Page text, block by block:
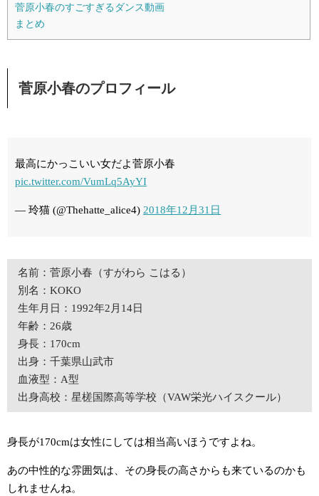
菅原小春のすごすぎるダンス動画
まとめ
菅原小春のプロフィール
最高にかっこいい女だよ菅原小春
pic.twitter.com/VumLq5AyYI
— 玲猫 (@Thehatte_alice4) 2018年12月31日
名前：菅原小春（すがわら こはる）
別名：KOKO
生年月日：1992年2月14日
年齢：26歳
身長：170cm
出身：千葉県山武市
血液型：A型
出身高校：星槎国際高等学校（VAW栄光ハイスクール）
身長が170cmは女性にしては相当高いほうですよね。
あの中性的な雰囲気は、その身長の高さからも来ているのかも
しれませんね。